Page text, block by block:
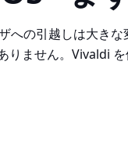
への引越しは大き
りません。Vivaldi